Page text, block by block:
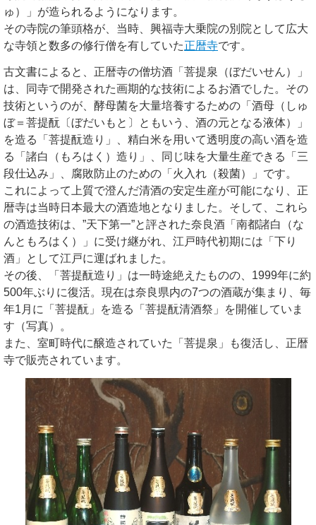
ゅ）」が造られるようになります。
その寺院の筆頭格が、当時、興福寺大乗院の別院として広大
な寺領と数多の修行僧を有していた正暦寺です。
古文書によると、正暦寺の僧坊酒「菩提泉（ぼだいせん）」
は、同寺で開発された画期的な技術によるお酒でした。その
技術というのが、酵母菌を大量培養するための「酒母（しゅ
ぼ＝菩提酛〔ぼだいもと〕ともいう、酒の元となる液体）」
を造る「菩提酛造り」、精白米を用いて透明度の高い酒を造
る「諸白（もろはく）造り」、同じ味を大量生産できる「三
段仕込み」、腐敗防止のための「火入れ（殺菌）」です。
これによって上質で澄んだ清酒の安定生産が可能になり、正
暦寺は当時日本最大の酒造地となりました。そして、これら
の酒造技術は、”天下第一”と評された奈良酒「南都諸白（な
んともろはく）」に受け継がれ、江戸時代初期には「下り
酒」として江戸に運ばれました。
その後、「菩提酛造り」は一時途絶えたものの、1999年に約
500年ぶりに復活。現在は奈良県内の7つの酒蔵が集まり、毎
年1月に「菩提酛」を造る「菩提酛清酒祭」を開催していま
す（写真）。
また、室町時代に醸造されていた「菩提泉」も復活し、正暦
寺で販売されています。